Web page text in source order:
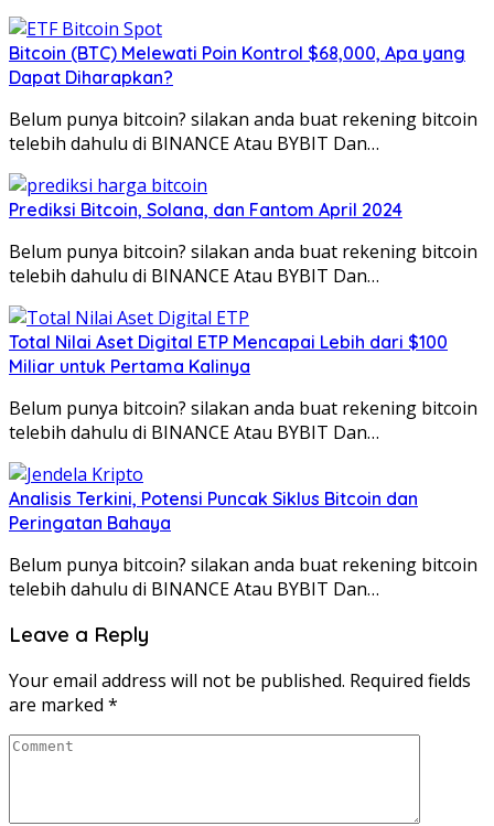
Bitcoin (BTC) Melewati Poin Kontrol $68,000, Apa yang
Dapat Diharapkan?
Belum punya bitcoin? silakan anda buat rekening bitcoin
telebih dahulu di BINANCE Atau BYBIT Dan…
Prediksi Bitcoin, Solana, dan Fantom April 2024
Belum punya bitcoin? silakan anda buat rekening bitcoin
telebih dahulu di BINANCE Atau BYBIT Dan…
Total Nilai Aset Digital ETP Mencapai Lebih dari $100
Miliar untuk Pertama Kalinya
Belum punya bitcoin? silakan anda buat rekening bitcoin
telebih dahulu di BINANCE Atau BYBIT Dan…
Analisis Terkini, Potensi Puncak Siklus Bitcoin dan
Peringatan Bahaya
Belum punya bitcoin? silakan anda buat rekening bitcoin
telebih dahulu di BINANCE Atau BYBIT Dan…
Leave a Reply
Your email address will not be published. Required fields
are marked *